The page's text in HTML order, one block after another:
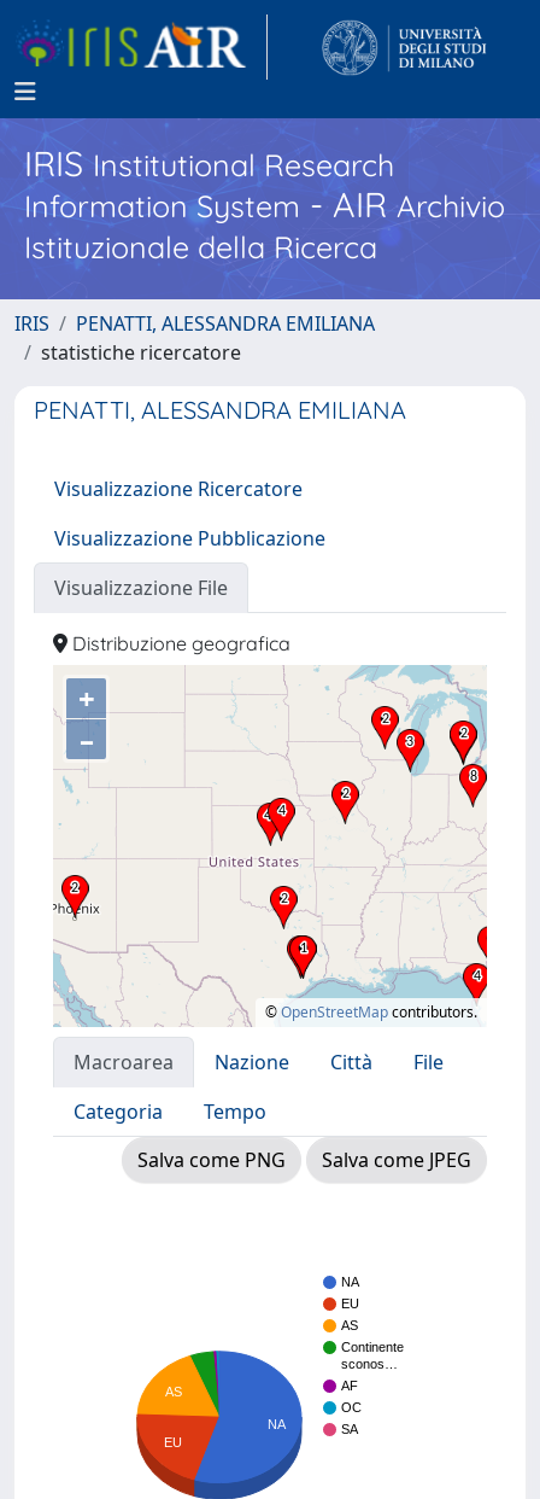
IRISInstitutional Research
Information System - AIR Archivio
Istituzionale della Ricerca
IRIS
PENATTI, ALESSANDRA EMILIANA
statistiche ricercatore
PENATTI, ALESSANDRA EMILIANA
Visualizzazione Ricercatore
Visualizzazione Pubblicazione
Visualizzazione File
Distribuzione geografica
+
–
©OpenStreetMapcontributors.
Macroarea Nazione Città
File
Categoria
Tempo
Salva come PNG
Salva come JPEG
NA
EU
AS
Continente
sconos…
AF
OC
SA
AS
EU
NA